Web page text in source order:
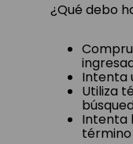
¿Qué debo
Intenta
Utiliza
Intenta